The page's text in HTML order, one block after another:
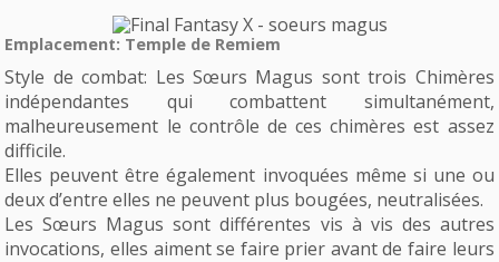
Emplacement: Temple de Remiem
Style de combat: Les Sœurs Magus sont trois Chimères
indépendantes qui combattent simultanément,
malheureusement le contrôle de ces chimères est assez
difficile.
Elles peuvent être également invoquées même si une ou
deux d’entre elles ne peuvent plus bougées, neutralisées.
Les Sœurs Magus sont différentes vis à vis des autres
invocations, elles aiment se faire prier avant de faire leurs